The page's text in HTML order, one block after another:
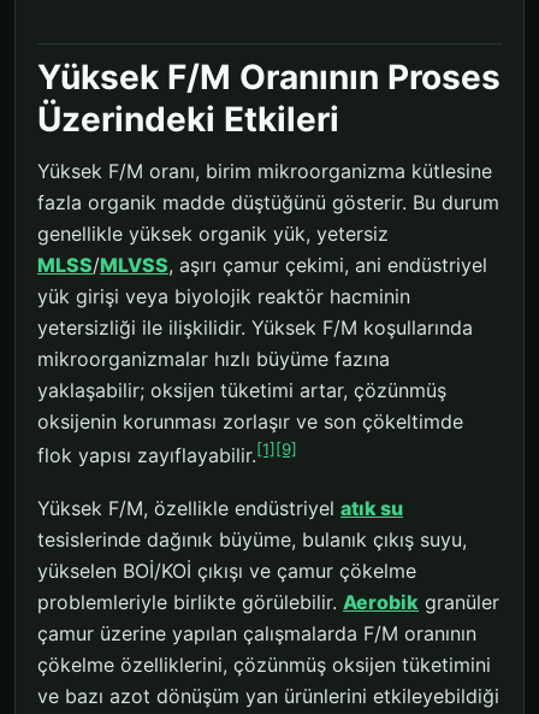
Yüksek F/M Oranının Proses
Üzerindeki Etkileri
Yüksek F/M oranı, birim mikroorganizma kütlesine
fazla organik madde düştüğünü gösterir. Bu durum
genellikle yüksek organik yük, yetersiz
MLSS/MLVSS, aşırı çamur çekimi, ani endüstriyel
yük girişi veya biyolojik reaktör hacminin
yetersizliği ile ilişkilidir. Yüksek F/M koşullarında
mikroorganizmalar hızlı büyüme fazına
yaklaşabilir; oksijen tüketimi artar, çözünmüş
oksijenin korunması zorlaşır ve son çökeltimde
flok yapısı zayıflayabilir.[1] [9]
Yüksek F/M, özellikle endüstriyel atık su
tesislerinde dağınık büyüme, bulanık çıkış suyu,
yükselen BOİ/KOİ çıkışı ve çamur çökelme
problemleriyle birlikte görülebilir. Aerobik granüler
çamur üzerine yapılan çalışmalarda F/M oranının
çökelme özelliklerini, çözünmüş oksijen tüketimini
ve bazı azot dönüşüm yan ürünlerini etkileyebildiği